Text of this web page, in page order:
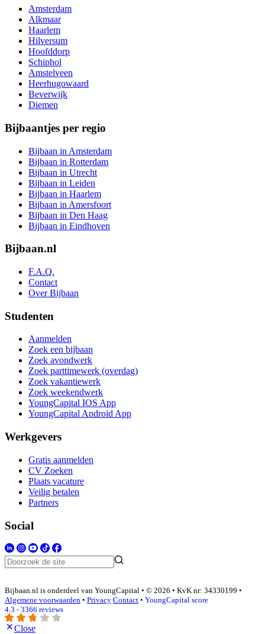
Amsterdam
Alkmaar
Haarlem
Hilversum
Hoofddorp
Schiphol
Amstelveen
Heerhugowaard
Beverwijk
Diemen
Bijbaantjes per regio
Bijbaan in Amsterdam
Bijbaan in Rotterdam
Bijbaan in Utrecht
Bijbaan in Leiden
Bijbaan in Haarlem
Bijbaan in Amersfoort
Bijbaan in Den Haag
Bijbaan in Eindhoven
Bijbaan.nl
F.A.Q.
Contact
Over Bijbaan
Studenten
Aanmelden
Zoek een bijbaan
Zoek avondwerk
Zoek parttimewerk (overdag)
Zoek vakantiewerk
Zoek weekendwerk
YoungCapital IOS App
YoungCapital Android App
Werkgevers
Gratis aanmelden
CV Zoeken
Plaats vacature
Veilig betalen
Partners
Social
Bijbaan.nl is onderdeel van YoungCapital • © 2026 • KvK nr: 34330199 •
Algemene voorwaarden • Privacy Contact • YoungCapital score
4.3 - 3366 reviews
Close